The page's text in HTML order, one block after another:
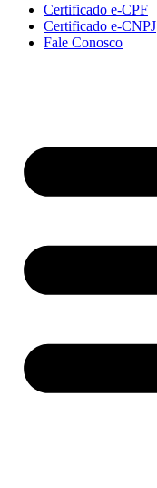
Certificado e-CPF
Certificado e-CNPJ
Fale Conosco